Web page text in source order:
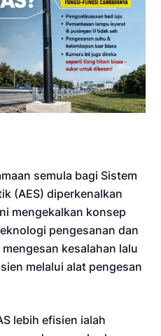
semula bagi Sistem
(AES) diperkenalkan
mengekalkan konsep
pengesanan dan
kesalahan lalu
melalui alat pengesan
lebih efisien ialah